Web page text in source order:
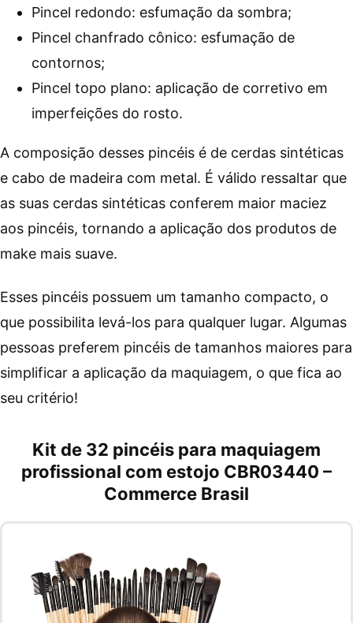
Pincel redondo: esfumação da sombra;
Pincel chanfrado cônico: esfumação de
contornos;
Pincel topo plano: aplicação de corretivo em
imperfeições do rosto.
A composição desses pincéis é de cerdas sintéticas
e cabo de madeira com metal. É válido ressaltar que
as suas cerdas sintéticas conferem maior maciez
aos pincéis, tornando a aplicação dos produtos de
make mais suave.
Esses pincéis possuem um tamanho compacto, o
que possibilita levá-los para qualquer lugar. Algumas
pessoas preferem pincéis de tamanhos maiores para
simplificar a aplicação da maquiagem, o que fica ao
seu critério!
Kit de 32 pincéis para maquiagem
profissional com estojo CBR03440 –
Commerce Brasil